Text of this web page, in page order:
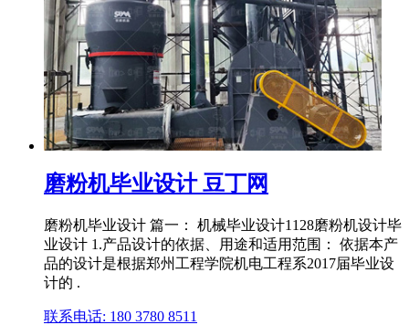
磨粉机毕业设计 豆丁网
磨粉机毕业设计 篇一： 机械毕业设计1128磨粉机设计毕
业设计 1.产品设计的依据、用途和适用范围： 依据本产
品的设计是根据郑州工程学院机电工程系2017届毕业设
计的 .
联系电话: 180 3780 8511